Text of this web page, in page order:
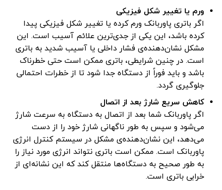
ورم یا تغییر شکل فیزیکی
اگر باتری پاوربانک ورم کرده یا تغییر شکل فیزیکی پیدا
کرده باشد، این یکی از جدی‌ترین علائم آسیب است. این
مشکل نشان‌دهنده‌ی فشار داخلی یا آسیب شدید به باتری
است. در چنین شرایطی، باتری ممکن است حتی خطرناک
باشد و باید فوراً از دستگاه جدا شود تا از خطرات احتمالی
جلوگیری گردد.
کاهش سریع شارژ بعد از اتصال
اگر پاوربانک شما بعد از اتصال به دستگاه به سرعت شارژ
می‌شود و سپس به طور ناگهانی شارژ خود را از دست
می‌دهد، این نشان‌دهنده‌ی مشکل در سیستم کنترل انرژی
پاوربانک است. ممکن است باتری نتواند انرژی مورد نیاز را
به طور صحیح به دستگاه‌ها منتقل کند که این نشانه‌ای از
خرابی باتری است.